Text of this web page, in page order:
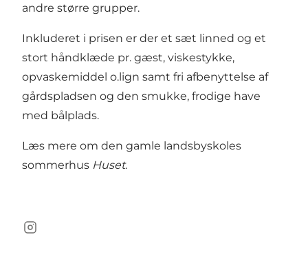
andre større grupper.
Inkluderet i prisen er der et sæt linned og et
stort håndklæde pr. gæst, viskestykke,
opvaskemiddel o.lign samt fri afbenyttelse af
gårdspladsen og den smukke, frodige have
med bålplads.
Læs mere om den gamle landsbyskoles
sommerhus Huset.
Instagram